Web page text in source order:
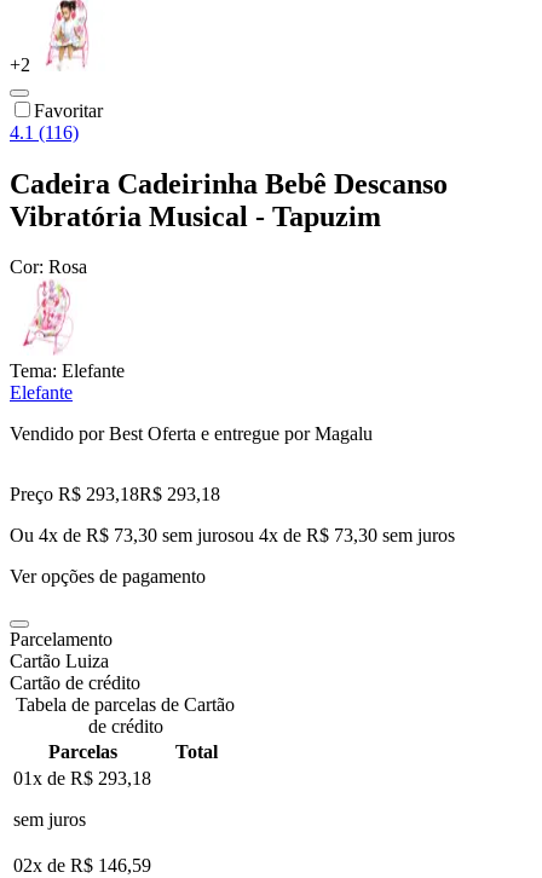
+2
Favoritar
4.1 (116)
Cadeira Cadeirinha Bebê Descanso
Vibratória Musical - Tapuzim
Cor: Rosa
Tema: Elefante
Elefante
Vendido porBest Oferta e entregue por Magalu
Preço R$ 293,18R$ 293,18
Ou 4x de R$ 73,30 sem jurosou 4x de R$ 73,30 sem juros
Ver opções de pagamento
Parcelamento
Cartão Luiza
Cartão de crédito
Tabela de parcelas de Cartão
de crédito
Parcelas
Total
01x de R$ 293,18
sem juros
02x de R$ 146,59